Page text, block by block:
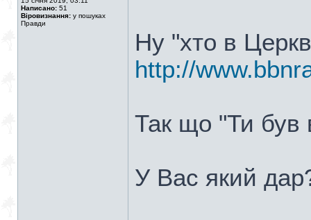
Написано: 51
Віровизнання: у пошуках
Правди
Ну "хто в
http://
Так що "Ти був
У Вас який